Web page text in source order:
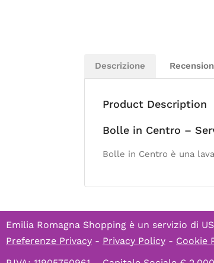
Descrizione
Product Description
Bolle in Centro –
Bolle in Centro è una
Emilia Romagna Shopping è un servizio di
Preferenze Privacy - Privacy Policy - Cookie